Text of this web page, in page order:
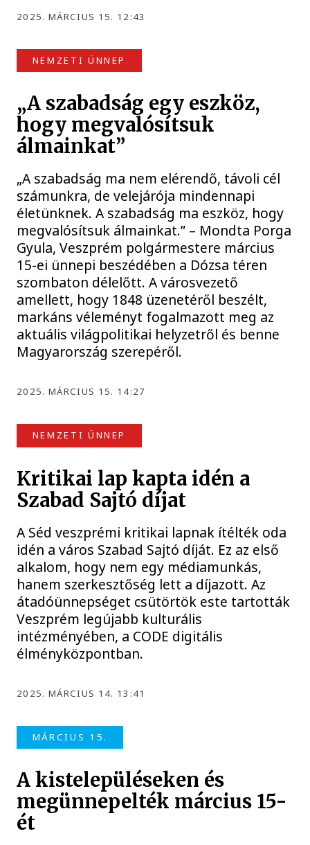
2025. MÁRCIUS 15. 12:43
NEMZETI ÜNNEP
„A szabadság egy eszköz,
hogy megvalósítsuk
álmainkat”
„A szabadság ma nem elérendő, távoli cél
számunkra, de velejárója mindennapi
életünknek. A szabadság ma eszköz, hogy
megvalósítsuk álmainkat.” – Mondta Porga
Gyula, Veszprém polgármestere március
15-ei ünnepi beszédében a Dózsa téren
szombaton délelőtt. A városvezető
amellett, hogy 1848 üzenetéről beszélt,
markáns véleményt fogalmazott meg az
aktuális világpolitikai helyzetről és benne
Magyarország szerepéről.
2025. MÁRCIUS 15. 14:27
NEMZETI ÜNNEP
Kritikai lap kapta idén a
Szabad Sajtó díjat
A Séd veszprémi kritikai lapnak ítélték oda
idén a város Szabad Sajtó díját. Ez az első
alkalom, hogy nem egy médiamunkás,
hanem szerkesztőség lett a díjazott. Az
átadóünnepséget csütörtök este tartották
Veszprém legújabb kulturális
intézményében, a CODE digitális
élményközpontban.
2025. MÁRCIUS 14. 13:41
MÁRCIUS 15.
A kistelepüléseken és
megünnepelték március 15-
ét